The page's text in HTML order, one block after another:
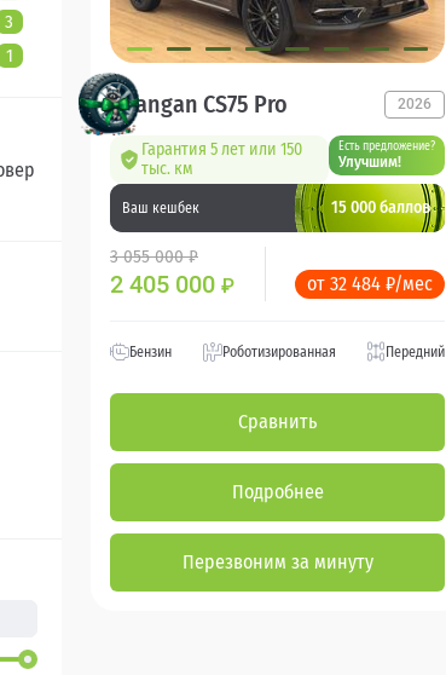
3
1
Changan CS75 Pro 2026
Гарантия 5 лет или 150
тыс. км
Есть предложение?
Улучшим!
Ваш кешбек 15 000 баллов
3 055 000 ₽
2 405 000 ₽ от 32 484 ₽/мес
Бензин Роботизированная Передний
Сравнить
Подробнее
Перезвоним за минуту